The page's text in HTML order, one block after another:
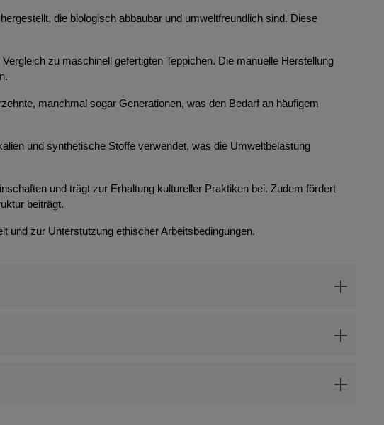
die biologisch abbaubar und umweltfreundlich sind. Diese
zu maschinell gefertigten Teppichen. Die manuelle Herstellung
manchmal sogar Generationen, was den Bedarf an häufigem
und synthetische Stoffe verwendet, was die Umweltbelastung
und trägt zur Erhaltung kultureller Praktiken bei. Zudem fördert
beiträgt.
und zur Unterstützung ethischer Arbeitsbedingungen.